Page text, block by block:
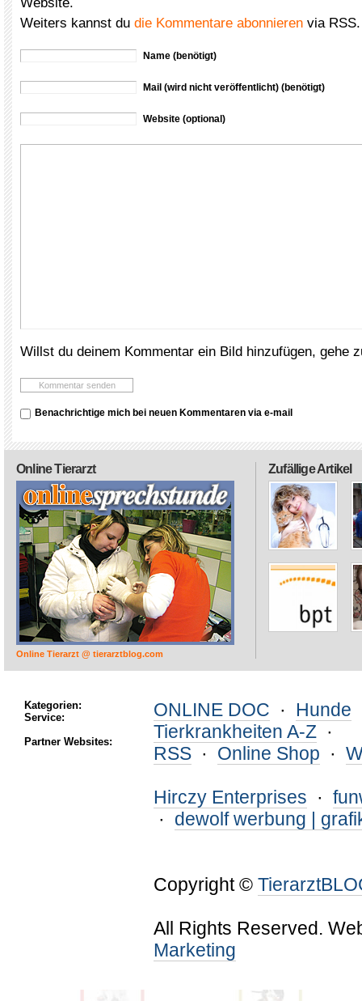
Weiters kannst du die Kommentare abonnieren via RSS.
Name (benötigt)
Mail (wird nicht veröffentlicht) (benötigt)
Website (optional)
Willst du deinem Kommentar ein Bild hinzufügen, gehe
Benachrichtige mich bei neuen Kommentaren via e-mail
Zufällige Artikel
Online Tierarzt
Online Tierarzt @ tierarztblog.com
Kategorien:
Service:
Partner Websites:
ONLINE DOC · Hunde
Tierkrankheiten A-Z ·
RSS · Online Shop ·
Hirczy Enterprises ·
· dewolf werbung |
Copyright ©
All Rights Reserved.
Marketing